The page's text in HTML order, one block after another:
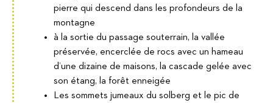
pierre qui descend dans les profondeurs de la
montagne
à la sortie du passage souterrain, la vallée
préservée, encerclée de rocs avec un hameau
d’une dizaine de maisons, la cascade gelée avec
son étang, la forêt enneigée
Les sommets jumeaux du solberg et le pic de